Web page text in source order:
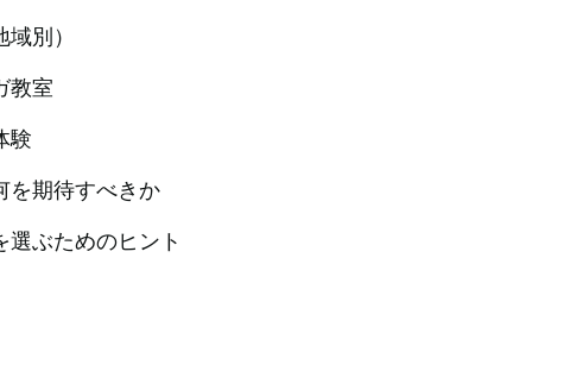
別）
教室
験
を期待すべきか
ぶためのヒント